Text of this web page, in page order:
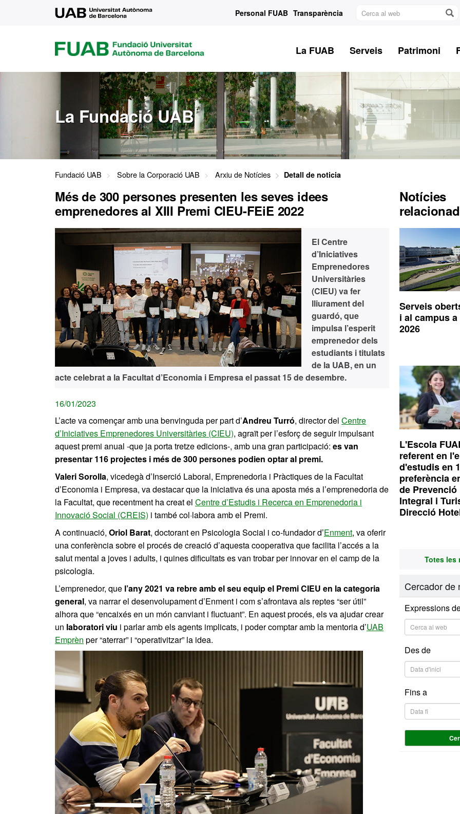
Personal FUAB Transparència
Cerca
FUAB
FUNDACIÓ
UNIVERSITAT
AUTÒNOMA
BARCELONA
La FUAB Serveis Patrimoni
La Fundació UAB
Fundació UAB Sobre la Corporació UAB Arxiu de Notícies Detall de noticia
Més de 300 persones presenten les seves idees
emprenedores al XIII Premi CIEU-FEiE 2022
El Centre
d’Iniciatives
Emprenedores
Universitàries
(CIEU) va fer
lliurament del
guardó, que
impulsa l’esperit
emprenedor dels
estudiants i titulats
de la UAB, en un
acte celebrat a la Facultat d’Economia i Empresa el passat 15 de desembre.
16/01/2023
L’acte va començar amb una benvinguda per part d’Andreu Turró, director del Centre
d’Iniciatives Emprenedores Universitàries (CIEU), agraït per l’esforç de seguir impulsant
aquest premi anual -que ja porta tretze edicions-, amb una gran participació: es van
presentar 116 projectes i més de 300 persones podien optar al premi.
Valeri Sorolla, vicedegà d’Inserció Laboral, Emprenedoria i Pràctiques de la Facultat
d’Economia i Empresa, va destacar que la iniciativa és una aposta més a l’emprenedoria de
la Facultat, que recentment ha creat el Centre d’Estudis i Recerca en Emprenedoria i
Innovació Social (CREIS) i també col·labora amb el Premi.
A continuació, Oriol Barat, doctorant en Psicologia Social i co-fundador d’Enment, va oferir
una conferència sobre el procés de creació d’aquesta cooperativa que facilita l’accés a la
salut mental a joves i adults, i quines dificultats es van trobar per innovar en el camp de la
psicologia.
L’emprenedor, que l’any 2021 va rebre amb el seu equip el Premi CIEU en la categoria
general, va narrar el desenvolupament d’Enment i com s’afrontava als reptes “ser útil”
alhora que “encaixés en un món canviant i fluctuant”. En aquest procés, els va ajudar crear
un laboratori viu i parlar amb els agents implicats, i poder comptar amb la mentoria d’UAB
Emprèn per “aterrar” i “operativitzar” la idea.
Notícies
Serveis
i al campus
2026
L'Escola
referent en
d'estudis en
preferència
de
Integral i
Direcció
Totes les
Cercador de
Expressions
Des de
Fins a